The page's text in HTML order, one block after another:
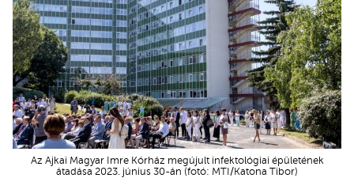
Az Ajkai Magyar Imre Kórház megújult infektológiai épületének
átadása 2023. június 30-án (fotó: MTI/Katona Tibor)